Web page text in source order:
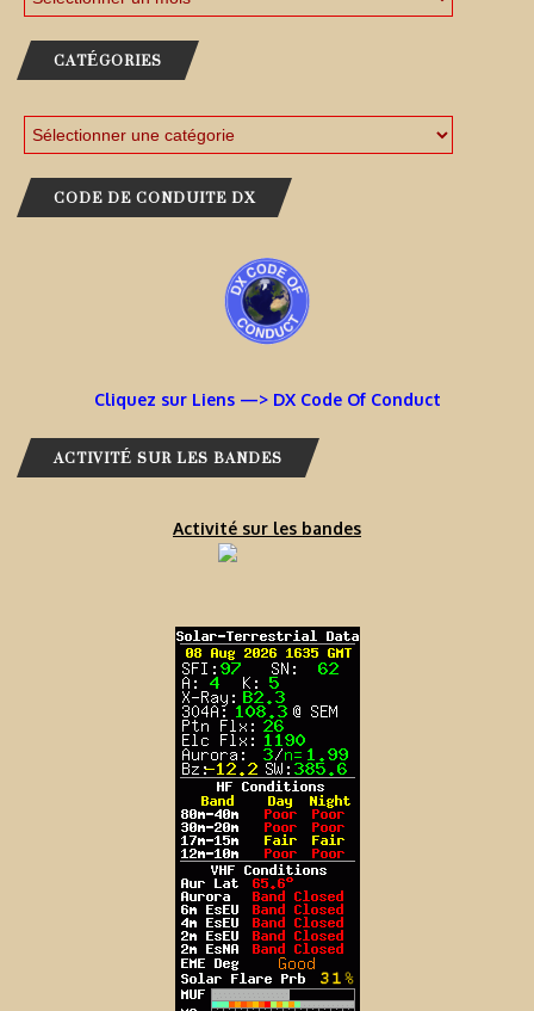
CATÉGORIES
CODE DE CONDUITE DX
Cliquez sur Liens —> DX Code Of Conduct
ACTIVITÉ SUR LES BANDES
Activité sur les bandes